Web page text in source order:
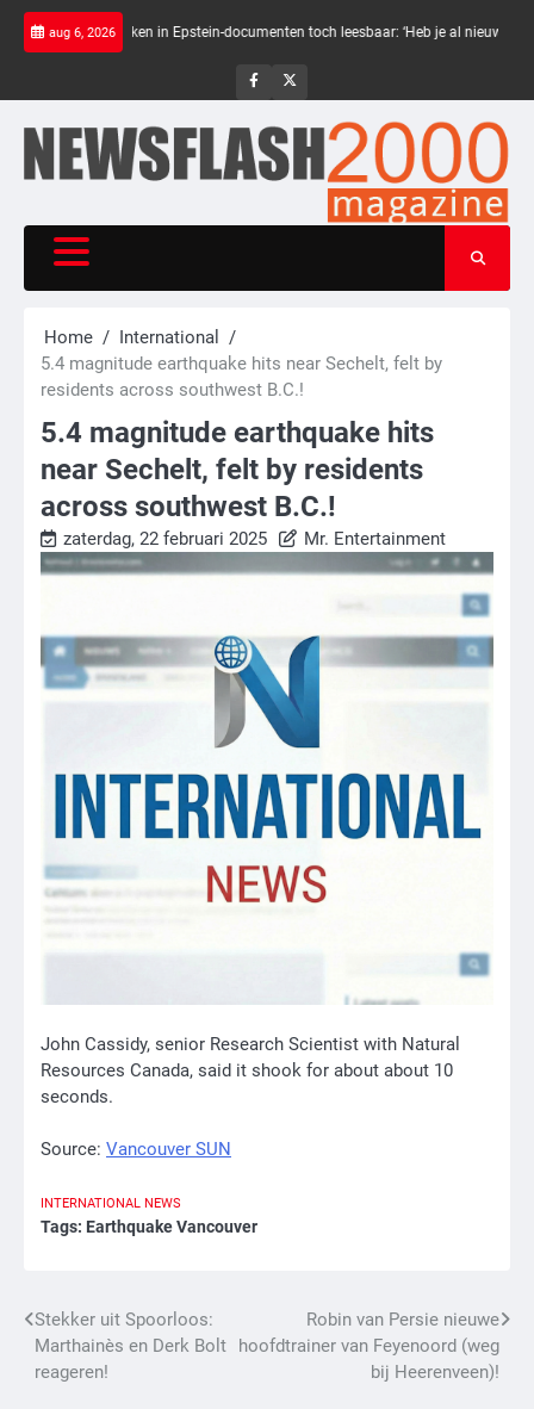
Skip
aug 6, 2026
Zwarte balken in Epstein-documenten toch leesbaar: ‘Heb je al nieuwe ongepaste
NewsFlash
Home
International
5.4 magnitude earthquake hits near Sechelt, felt by
residents across southwest B.C.!
5.4 magnitude earthquake hits
near Sechelt, felt by residents
across southwest B.C.!
zaterdag, 22 februari 2025 Mr. Entertainment
John Cassidy, senior Research Scientist with Natural
Resources Canada, said it shook for about about 10
seconds.
Source: Vancouver SUN
INTERNATIONAL NEWS
Tags: Earthquake Vancouver
Bericht
navigatie
Stekker uit Spoorloos:
Marthainès en Derk Bolt
reageren!
Robin van Persie nieuwe
hoofdtrainer van Feyenoord (weg
bij Heerenveen)!